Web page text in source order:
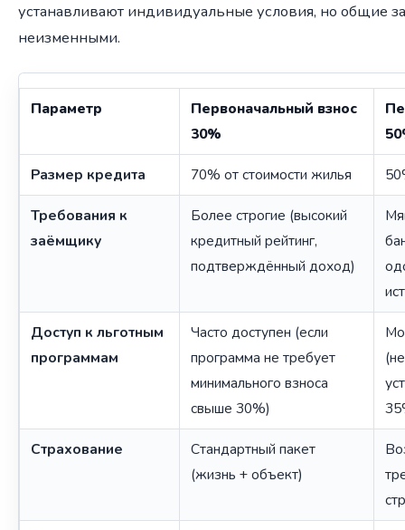
устанавливают индивидуальные условия, но общие
неизменными.
Параметр
Первоначальный взнос
30%
Размер кредита 70% от стоимости жилья
Требования к
заёмщику
Более строгие (высокий
кредитный рейтинг,
подтверждённый доход)
Доступ к льготным
программам
Часто доступен (если
программа не требует
минимального взноса
свыше 30%)
Страхование
Стандартный пакет
(жизнь + объект)